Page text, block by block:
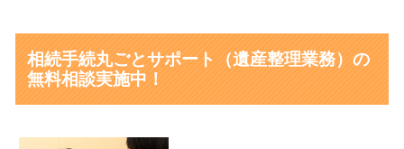
相続手続丸ごとサポート（遺産整理業務）の
無料相談実施中！